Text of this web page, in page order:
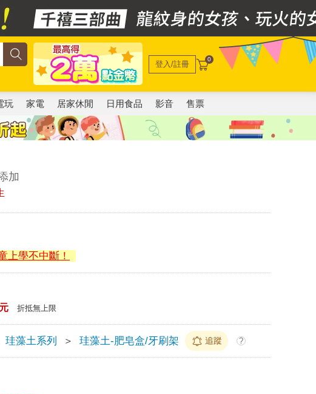
登入/註冊 0
玩 家電 居家休閒 日用食品 影音 售票
加
上學不中斷！
折抵無上限
珪藻土系列 ＞ 珪藻土-肥皂盒/牙刷架 追蹤 ?